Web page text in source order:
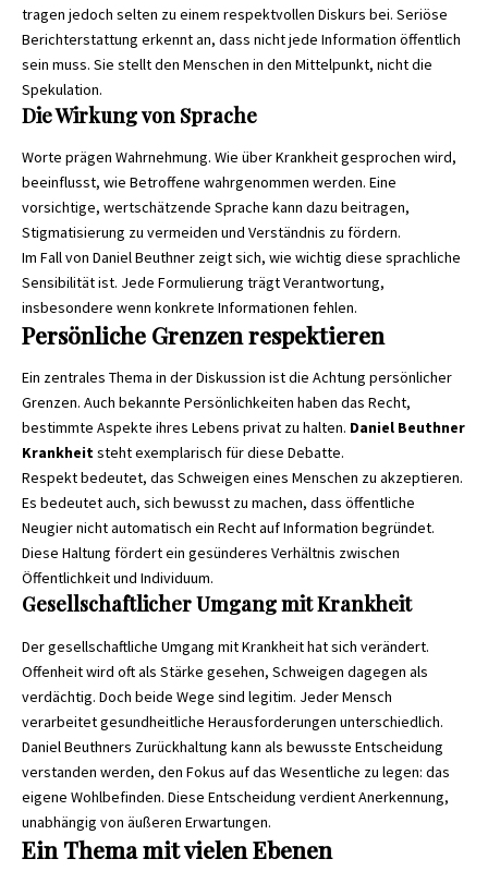
tragen jedoch selten zu einem respektvollen Diskurs bei. Seriöse
Berichterstattung erkennt an, dass nicht jede Information öffentlich
sein muss. Sie stellt den Menschen in den Mittelpunkt, nicht die
Spekulation.
Die Wirkung von Sprache
Worte prägen Wahrnehmung. Wie über Krankheit gesprochen wird,
beeinflusst, wie Betroffene wahrgenommen werden. Eine
vorsichtige, wertschätzende Sprache kann dazu beitragen,
Stigmatisierung zu vermeiden und Verständnis zu fördern.
Im Fall von Daniel Beuthner zeigt sich, wie wichtig diese sprachliche
Sensibilität ist. Jede Formulierung trägt Verantwortung,
insbesondere wenn konkrete Informationen fehlen.
Persönliche Grenzen respektieren
Ein zentrales Thema in der Diskussion ist die Achtung persönlicher
Grenzen. Auch bekannte Persönlichkeiten haben das Recht,
bestimmte Aspekte ihres Lebens privat zu halten. Daniel Beuthner
Krankheitsteht exemplarisch für diese Debatte.
Respekt bedeutet, das Schweigen eines Menschen zu akzeptieren.
Es bedeutet auch, sich bewusst zu machen, dass öffentliche
Neugier nicht automatisch ein Recht auf Information begründet.
Diese Haltung fördert ein gesünderes Verhältnis zwischen
Öffentlichkeit und Individuum.
Gesellschaftlicher Umgang mit Krankheit
Der gesellschaftliche Umgang mit Krankheit hat sich verändert.
Offenheit wird oft als Stärke gesehen, Schweigen dagegen als
verdächtig. Doch beide Wege sind legitim. Jeder Mensch
verarbeitet gesundheitliche Herausforderungen unterschiedlich.
Daniel Beuthners Zurückhaltung kann als bewusste Entscheidung
verstanden werden, den Fokus auf das Wesentliche zu legen: das
eigene Wohlbefinden. Diese Entscheidung verdient Anerkennung,
unabhängig von äußeren Erwartungen.
Ein Thema mit vielen Ebenen